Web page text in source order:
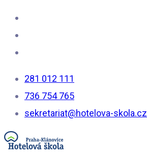
281 012 111
736 754 765
sekretariat@hotelova-skola.cz